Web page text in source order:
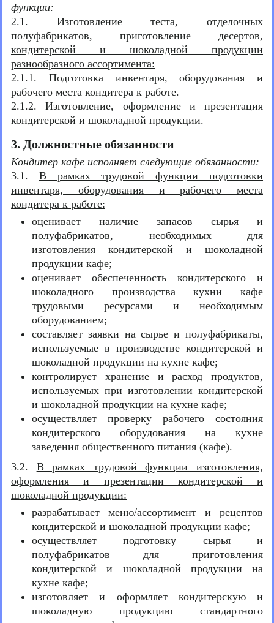
функции:
2.1. Изготовление теста, отделочных
полуфабрикатов, приготовление десертов,
кондитерской и шоколадной продукции
разнообразного ассортимента:
2.1.1. Подготовка инвентаря, оборудования и
рабочего места кондитера к работе.
2.1.2. Изготовление, оформление и презентация
кондитерской и шоколадной продукции.
3. Должностные обязанности
Кондитер кафе исполняет следующие обязанности:
3.1. В рамках трудовой функции подготовки
инвентаря, оборудования и рабочего места
кондитера к работе:
оценивает наличие запасов сырья и
полуфабрикатов, необходимых для
изготовления кондитерской и шоколадной
продукции кафе;
оценивает обеспеченность кондитерского и
шоколадного производства кухни кафе
трудовыми ресурсами и необходимым
оборудованием;
составляет заявки на сырье и полуфабрикаты,
используемые в производстве кондитерской и
шоколадной продукции на кухне кафе;
контролирует хранение и расход продуктов,
используемых при изготовлении кондитерской
и шоколадной продукции на кухне кафе;
осуществляет проверку рабочего состояния
кондитерского оборудования на кухне
заведения общественного питания (кафе).
3.2. В рамках трудовой функции изготовления,
оформления и презентации кондитерской и
шоколадной продукции:
разрабатывает меню/ассортимент и рецептов
кондитерской и шоколадной продукции кафе;
осуществляет подготовку сырья и
полуфабрикатов для приготовления
кондитерской и шоколадной продукции на
кухне кафе;
изготовляет и оформляет кондитерскую и
шоколадную продукцию стандартного